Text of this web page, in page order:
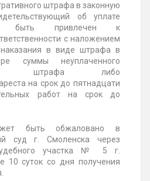
штрафа в законную
об уплате
быть привлечен к
с наложением
наказания в виде штрафа в
суммы неуплаченного
штрафа либо
на срок до пятнадцати
работ на срок до
быть обжаловано в
суд г. Смоленска через
участка № 5 г.
10 суток со дня получения
.